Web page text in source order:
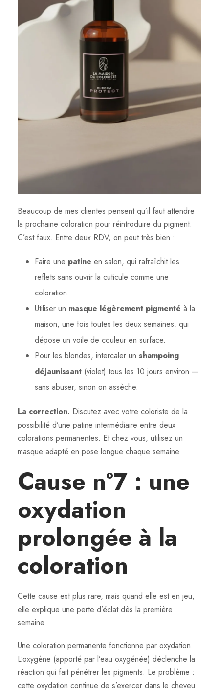
Beaucoup de mes clientes pensent qu’il faut attendre
la prochaine coloration pour réintroduire du pigment.
C’est faux. Entre deux RDV, on peut très bien :
Faire une patine en salon, qui rafraîchit les
reflets sans ouvrir la cuticule comme une
coloration.
Utiliser un masque légèrement pigmenté à la
maison, une fois toutes les deux semaines, qui
dépose un voile de couleur en surface.
Pour les blondes, intercaler un shampoing
déjaunissant (violet) tous les 10 jours environ —
sans abuser, sinon on assèche.
La correction. Discutez avec votre coloriste de la
possibilité d’une patine intermédiaire entre deux
colorations permanentes. Et chez vous, utilisez un
masque adapté en pose longue chaque semaine.
Cause n°7 : une
oxydation
prolongée à la
coloration
Cette cause est plus rare, mais quand elle est en jeu,
elle explique une perte d’éclat dès la première
semaine.
Une coloration permanente fonctionne par oxydation.
L’oxygène (apporté par l’eau oxygénée) déclenche la
réaction qui fait pénétrer les pigments. Le problème :
cette oxydation continue de s’exercer dans le cheveu